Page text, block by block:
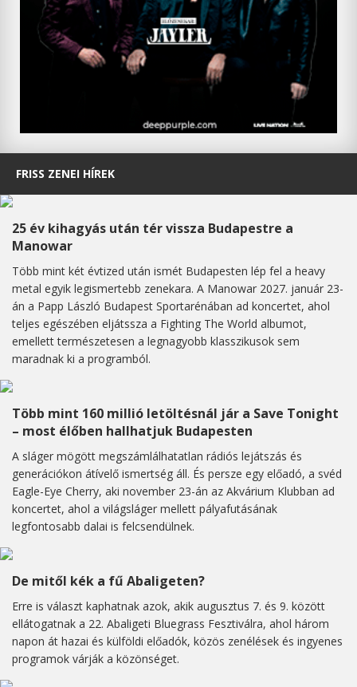
FRISS ZENEI HÍREK
25 év kihagyás után tér vissza Budapestre a
Manowar
Több mint két évtized után ismét Budapesten lép fel a heavy
metal egyik legismertebb zenekara. A Manowar 2027. január 23-
án a Papp László Budapest Sportarénában ad koncertet, ahol
teljes egészében eljátssza a Fighting The World albumot,
emellett természetesen a legnagyobb klasszikusok sem
maradnak ki a programból.
Több mint 160 millió letöltésnál jár a Save Tonight
– most élőben hallhatjuk Budapesten
A sláger mögött megszámlálhatatlan rádiós lejátszás és
generációkon átívelő ismertség áll. És persze egy előadó, a svéd
Eagle-Eye Cherry, aki november 23-án az Akvárium Klubban ad
koncertet, ahol a világsláger mellett pályafutásának
legfontosabb dalai is felcsendülnek.
De mitől kék a fű Abaligeten?
Erre is választ kaphatnak azok, akik augusztus 7. és 9. között
ellátogatnak a 22. Abaligeti Bluegrass Fesztiválra, ahol három
napon át hazai és külföldi előadók, közös zenélések és ingyenes
programok várják a közönséget.